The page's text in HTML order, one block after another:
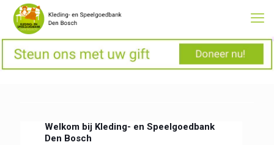
Welkom bij Kleding- en Speelgoedbank
Den Bosch